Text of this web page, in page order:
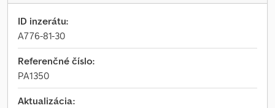
ID inzerátu:
A776-81-30
Referenčné číslo:
PA1350
Aktualizácia: